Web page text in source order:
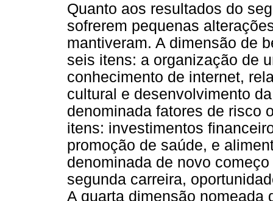
Quanto aos resultados do
sofrerem pequenas
mantiveram. A dimensão de
seis itens: a organização de
conhecimento de internet,
cultural e desenvolvimento
denominada fatores de risco
itens: investimentos
promoção de saúde, e
denominada de novo
segunda carreira,
A quarta dimensão nomeada